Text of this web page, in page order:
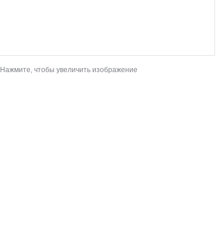
Нажмите, чтобы увеличить изображение